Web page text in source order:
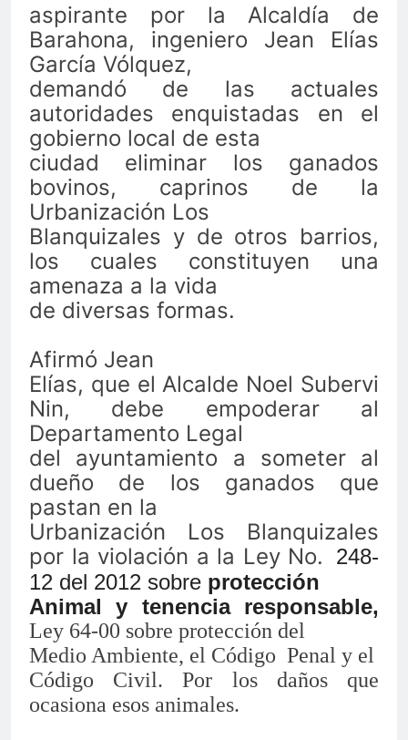
aspirante por la Alcaldía de
Barahona, ingeniero Jean Elías
García Vólquez,
demandó de las actuales
autoridades enquistadas en el
gobierno local de esta
ciudad eliminar los ganados
bovinos, caprinos de la
Urbanización Los
Blanquizales y de otros barrios,
los cuales constituyen una
amenaza a la vida
de diversas formas.
Afirmó Jean
Elías, que el Alcalde Noel Subervi
Nin, debe empoderar al
Departamento Legal
del ayuntamiento a someter al
dueño de los ganados que
pastan en la
Urbanización Los Blanquizales
por la violación a la Ley No.
248-
12 del 2012 sobre protección
Animal y tenencia responsable,
Ley 64-00 sobre protección del
Medio Ambiente, el Código Penal y el
Código Civil. Por los daños que
ocasiona esos animales.